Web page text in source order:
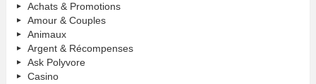
Achats & Promotions
Amour & Couples
Animaux
Argent & Récompenses
Ask Polyvore
Casino